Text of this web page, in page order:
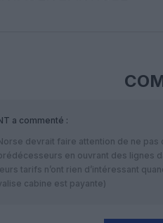
a commenté :
devrait faire attention de ne
en ouvrant des lignes
tarifs n’ont rien d’intéressant
cabine est payante)